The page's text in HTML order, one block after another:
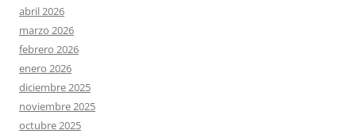
abril 2026
marzo 2026
febrero 2026
enero 2026
diciembre 2025
noviembre 2025
octubre 2025